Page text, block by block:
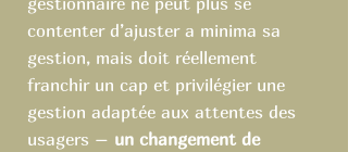
contenter d’ajuster a minima sa
gestion, mais doit réellement
franchir un cap et privilégier une
gestion adaptée aux attentes des
usagers – un changement de